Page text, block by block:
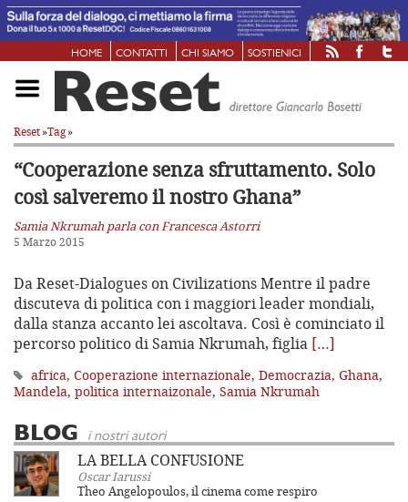
HOME CONTATTI CHI SIAMO SOSTIENICI
Reset»Tag»
“Cooperazione senza sfruttamento. Solo
così salveremo il nostro Ghana”
Samia Nkrumah parla con Francesca Astorri
5 Marzo 2015
Da Reset-Dialogues on Civilizations Mentre il padre
discuteva di politica con i maggiori leader mondiali,
dalla stanza accanto lei ascoltava. Così è cominciato il
percorso politico di Samia Nkrumah, figlia […]
africa, Cooperazione internazionale, Democrazia, Ghana,
Mandela, politica internaizonale, Samia Nkrumah
BLOG i nostri autori
LA BELLA CONFUSIONE
Oscar Iarussi
Theo Angelopoulos, il cinema come respiro